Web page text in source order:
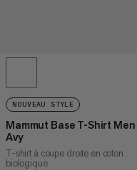
NOUVEAU STYLE
Mammut Base T-Shirt Men
Avy
T-shirt à coupe droite en coton
biologique